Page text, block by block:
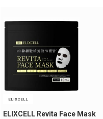
ELIXCELL
ELIXCELL Revita Face Mask